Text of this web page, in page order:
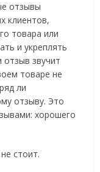
отзывы
клиентов,
товара или
и укреплять
звучит
товаре не
ли
отзыву. Это
хорошего
стоит.